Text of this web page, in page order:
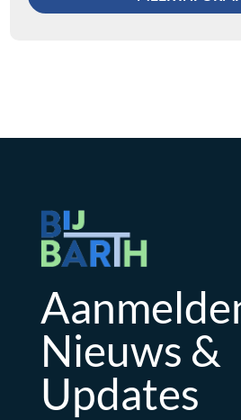
Nieuws &
Updates